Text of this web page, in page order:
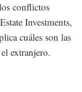
conflictos
Investments,
cuáles son las
extranjero.